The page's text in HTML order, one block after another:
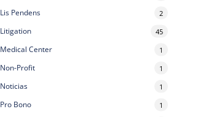
Lis Pendens 2
Litigation 45
Medical Center 1
Non-Profit 1
Noticias 1
Pro Bono 1